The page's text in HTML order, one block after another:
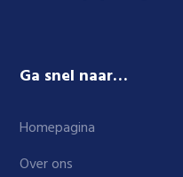
Ga snel naar…
Homepagina
Over ons